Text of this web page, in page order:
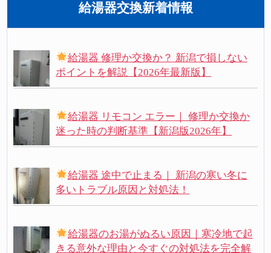
給湯器交換新着情報
給湯器 修理か交換か？ 新潟で損しない
ポイントを解説【2026年最新版】
給湯器 リモコン エラー｜ 修理か交換か
迷った時の判断基準【新潟版2026年】
給湯器 途中で止まる｜ 新潟の寒い冬に
多いトラブル原因と対処法！
給湯器のお湯がぬるい原因｜寒冷地で起
きる意外な理由と今すぐの対処法を完全解